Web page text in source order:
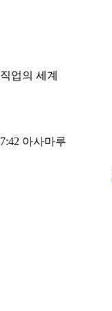
업의 세계
아사마루